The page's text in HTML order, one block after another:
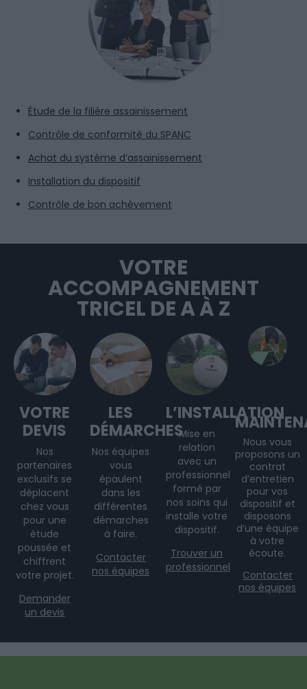
Étude de la filière assainissement
Contrôle de conformité du SPANC
Achat du système d’assainissement
Installation du dispositif
Contrôle de bon achèvement
VOTRE
ACCOMPAGNEMENT
TRICEL DE A À Z
VOTRE
DEVIS
Nos
partenaires
exclusifs se
déplacent
chez vous
pour une
étude
poussée et
chiffrent
votre projet.
Demander
un devis
LES
DÉMARCHES
Nos équipes
vous
épaulent
dans les
différentes
démarches
à faire.
Contacter
nos équipes
L’INSTALLATION
Mise en
relation
avec un
professionnel
formé par
nos soins qui
installe votre
dispositif.
Trouver un
professionnel
Nous vous
proposons un
contrat
d’entretien
pour vos
dispositif et
disposons
d’une équipe
à votre
écoute.
Contacter
nos équipes